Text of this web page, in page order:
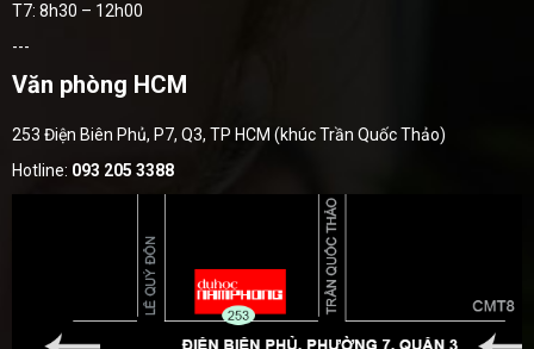
T7: 8h30 – 12h00
---
Văn phòng HCM
253 Điện Biên Phủ, P7, Q3, TP HCM (khúc Trần Quốc Thảo)
Hotline: 093 205 3388